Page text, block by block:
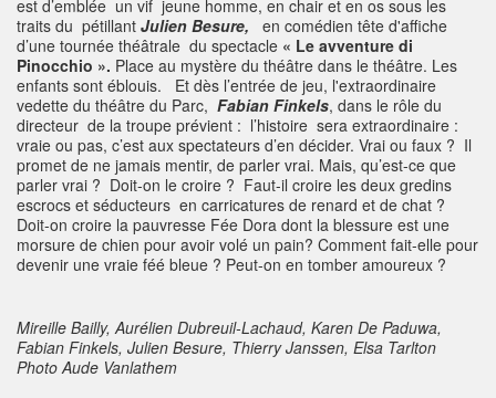
est d’emblée un vif jeune homme, en chair et en os sous les
traits du pétillant Julien Besure,
en comédien tête d'affiche
d’une tournée théâtrale du spectacle « Le avventure di
Pinocchio ». Place au mystère du théâtre dans le théâtre. Les
enfants sont éblouis. Et dès l’entrée de jeu, l'extraordinaire
vedette du théâtre du Parc, Fabian Finkels, dans le rôle du
directeur de la troupe prévient : l’histoire sera extraordinaire :
vraie ou pas, c’est aux spectateurs d’en décider. Vrai ou faux ? Il
promet de ne jamais mentir, de parler vrai. Mais, qu’est-ce que
parler vrai ? Doit-on le croire ? Faut-il croire les deux gredins
escrocs et séducteurs en carricatures de renard et de chat ?
Doit-on croire la pauvresse Fée Dora dont la blessure est une
morsure de chien pour avoir volé un pain? Comment fait-elle pour
devenir une vraie féé bleue ? Peut-on en tomber amoureux ?
Mireille Bailly, Aurélien Dubreuil-Lachaud, Karen De Paduwa,
Fabian Finkels, Julien Besure, Thierry Janssen, Elsa Tarlton
Photo Aude Vanlathem